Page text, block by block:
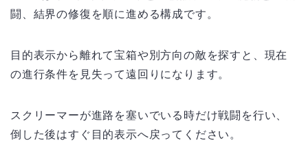
闘、結界の修復を順に進める構成です。
目的表示から離れて宝箱や別方向の敵を探すと、現在
の進行条件を見失って遠回りになります。
スクリーマーが進路を塞いでいる時だけ戦闘を行い、
倒した後はすぐ目的表示へ戻ってください。